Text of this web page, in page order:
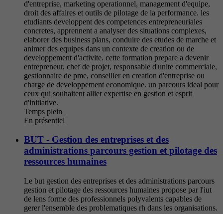
d'entreprise, marketing operationnel, management d'equipe,
droit des affaires et outils de pilotage de la performance. les
etudiants developpent des competences entrepreneuriales
concretes, apprennent a analyser des situations complexes,
elaborer des business plans, conduire des etudes de marche et
animer des equipes dans un contexte de creation ou de
developpement d'activite. cette formation prepare a devenir
entrepreneur, chef de projet, responsable d'unite commerciale,
gestionnaire de pme, conseiller en creation d'entreprise ou
charge de developpement economique. un parcours ideal pour
ceux qui souhaitent allier expertise en gestion et esprit
d'initiative.
Temps plein
En présentiel
BUT - Gestion des entreprises et des
administrations parcours gestion et pilotage des
ressources humaines
Le but gestion des entreprises et des administrations parcours
gestion et pilotage des ressources humaines propose par l'iut
de lens forme des professionnels polyvalents capables de
gerer l'ensemble des problematiques rh dans les organisations.